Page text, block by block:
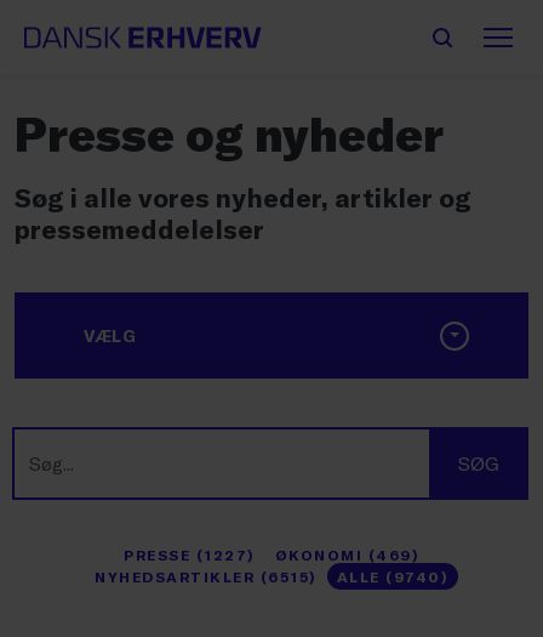
Presse og nyheder
Søg i alle vores nyheder, artikler og
pressemeddelelser
VÆLG
SØG
PRESSE (1227)
ØKONOMI (469)
NYHEDSARTIKLER (6515)
ALLE (9740)